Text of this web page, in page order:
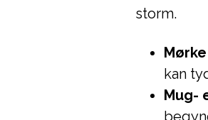
storm.
kan
Mug-